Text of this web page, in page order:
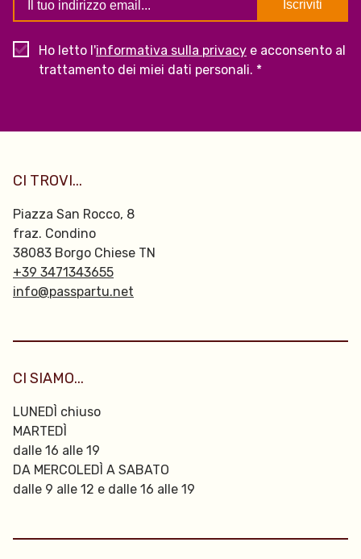
Ho letto l'informativa sulla privacy e acconsento al
trattamento dei miei dati personali. *
CI TROVI...
Piazza San Rocco, 8
fraz. Condino
38083 Borgo Chiese TN
+39 3471343655
info@passpartu.net
CI SIAMO...
LUNEDÌ chiuso
MARTEDÌ
dalle 16 alle 19
DA MERCOLEDÌ A SABATO
dalle 9 alle 12 e dalle 16 alle 19